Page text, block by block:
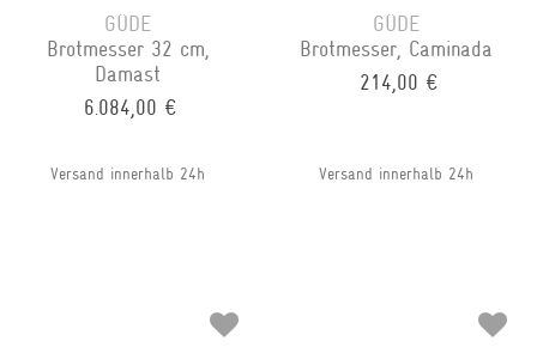
GÜDE
Brotmesser 32 cm,
Damast
6.084,00 €
Versand innerhalb 24h
GÜDE
Brotmesser, Caminada
214,00 €
Versand innerhalb 24h